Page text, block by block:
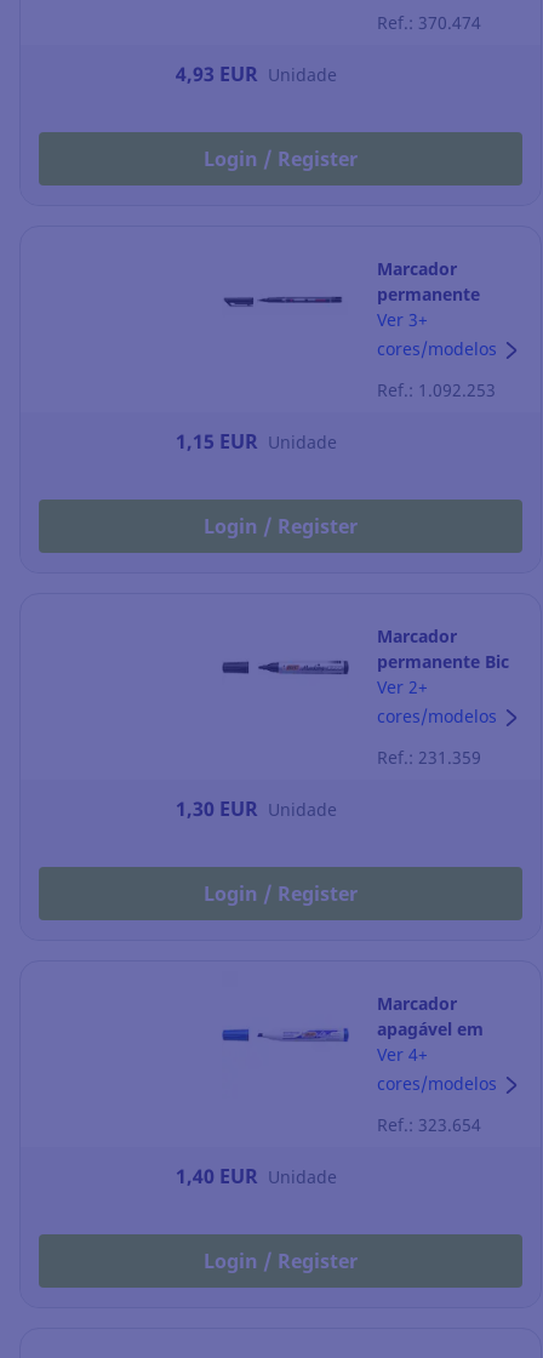
Ref.: 370.474
4,93 EUR Unidade
Login / Register
Marcador
permanente
Stabilo OHPen
Universal - preto
Ver 3+
cores/modelos
Ref.: 1.092.253
1,15 EUR Unidade
Login / Register
Marcador
permanente Bic
2000 - ponta
cónica 1,7 mm -
Ver 2+
cores/modelos
Ref.: 231.359
1,30 EUR Unidade
Login / Register
Marcador
apagável em
seco Bic Velleda
1751 - ponta em
- azul
Ver 4+
cores/modelos
Ref.: 323.654
1,40 EUR Unidade
Login / Register